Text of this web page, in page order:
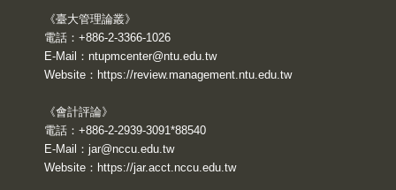
《臺大管理論叢》
電話：+886-2-3366-1026
E-Mail： ntupmcenter@ntu.edu.tw
Website： https://review.management.ntu.edu.tw
《會計評論》
電話：+886-2-2939-3091*88540
E-Mail： jar@nccu.edu.tw
Website： https://jar.acct.nccu.edu.tw